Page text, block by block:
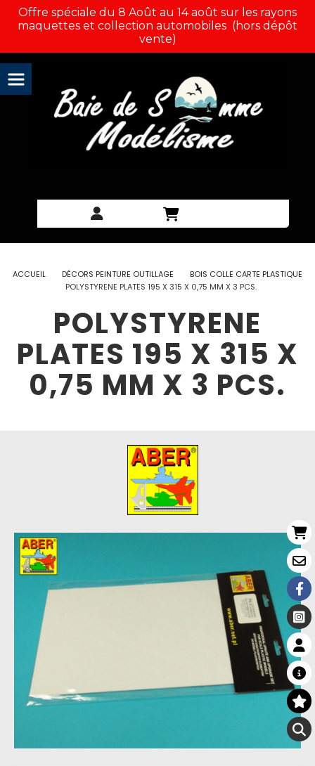
Offre spéciale du 8 Août au 14 août sur les rayons
maquettes et collection automobiles (hors dépôt
vente)
ACCUEIL DÉCORS PEINTURE OUTILLAGE
BOIS COLLE CARTE PLASTIQUE
POLYSTYRENE PLATES 195 X 315 X 0,75 MM X 3 PCS.
POLYSTYRENE
PLATES 195 X 315 X
0,75 MM X 3 PCS.
Panneau de gestion des cookies